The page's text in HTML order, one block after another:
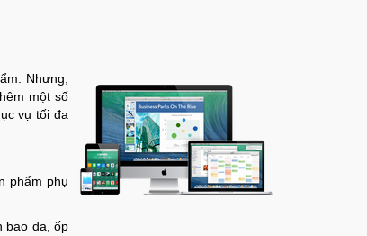
Nhưng,
một số
vụ tối đa
phẩm phụ
bao da, ốp